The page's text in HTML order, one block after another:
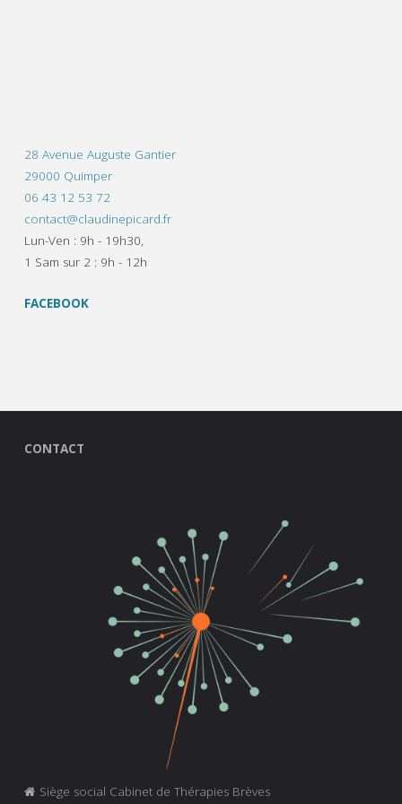
28 Avenue Auguste Gantier
29000 Quimper
06 43 12 53 72
contact@claudinepicard.fr
Lun-Ven : 9h - 19h30,
1 Sam sur 2 : 9h - 12h
FACEBOOK
CONTACT
Siège social Cabinet de Thérapies Brèves